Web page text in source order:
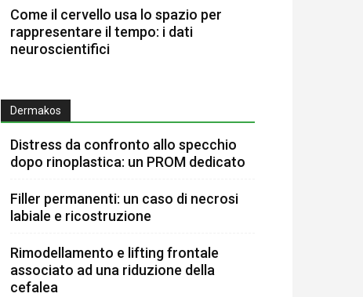
Come il cervello usa lo spazio per
rappresentare il tempo: i dati
neuroscientifici
Dermakos
Distress da confronto allo specchio
dopo rinoplastica: un PROM dedicato
Filler permanenti: un caso di necrosi
labiale e ricostruzione
Rimodellamento e lifting frontale
associato ad una riduzione della
cefalea